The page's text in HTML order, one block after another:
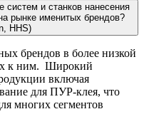
систем и станков нанесения
рынке именитых брендов?
HHS)
брендов в более низкой
к ним. Широкий
включая
для ПУР-клея, что
многих сегментов